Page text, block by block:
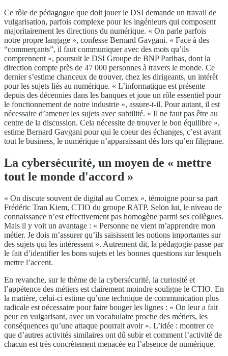
Ce rôle de pédagogue que doit jouer le DSI demande un travail de
vulgarisation, parfois complexe pour les ingénieurs qui composent
majoritairement les directions du numérique. « On parle parfois
notre propre langage », confesse Bernard Gavgani. « Face à des
“commerçants”, il faut communiquer avec des mots qu’ils
comprennent », poursuit le DSI Groupe de BNP Paribas, dont la
direction compte près de 47 000 personnes à travers le monde. Ce
dernier s’estime chanceux de trouver, chez les dirigeants, un intérêt
pour les sujets liés au numérique. « L’informatique est présente
depuis des décennies dans les banques et joue un rôle essentiel pour
le fonctionnement de notre industrie », assure-t-il. Pour autant, il est
nécessaire d’amener les sujets avec subtilité. « Il ne faut pas être au
centre de la discussion. Cela nécessite de trouver le bon équilibre »,
estime Bernard Gavgani pour qui le coeur des échanges, c’est avant
tout le business, le numérique n’apparaissant dès lors qu’en filigrane.
La cybersécurité, un moyen de « mettre
tout le monde d'accord »
« On discute souvent de digital au Comex », témoigne pour sa part
Frédéric Tran Kiem, CTIO du groupe RATP. Selon lui, le niveau de
connaissance n’est effectivement pas homogène parmi ses collègues.
Mais il y voit un avantage : « Personne ne vient m’apprendre mon
métier. Je dois m’assurer qu’ils saisissent les notions importantes sur
des sujets qui les intéressent ». Autrement dit, la pédagogie passe par
le fait d’identifier les bons sujets et les bonnes questions sur lesquels
mettre l’accent.
En revanche, sur le thème de la cybersécurité, la curiosité et
l’appétence des métiers est clairement moindre souligne le CTIO. En
la matière, celui-ci estime qu’une technique de communication plus
radicale est nécessaire pour faire bouger les lignes : « On leur a fait
peur en vulgarisant, avec un vocabulaire proche des métiers, les
conséquences qu’une attaque pourrait avoir ». L’idée : montrer ce
que d’autres activités similaires ont dû subir et comment l’activité de
chacun est très concrètement menacée en l’absence de numérique.